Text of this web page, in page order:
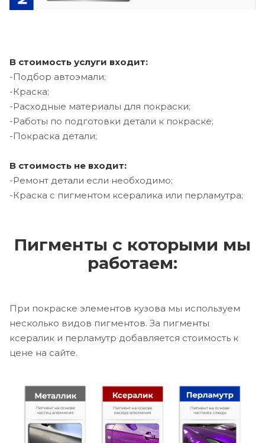
В стоимость услуги входит:
-Подбор автоэмали;
-Краска;
-Расходные материалы для покраски;
-Работы по подготовки детали к покраске;
-Покраска детали;
В стоимость не входит:
-Ремонт детали если необходимо;
-Краска с пигментом ксералика или перламутра;
Пигменты с которыми мы
работаем:
При покраске элементов кузова мы используем
несколько видов пигментов. За пигменты
ксералик и перламутр добавляется стоимость к
цене на сайте.